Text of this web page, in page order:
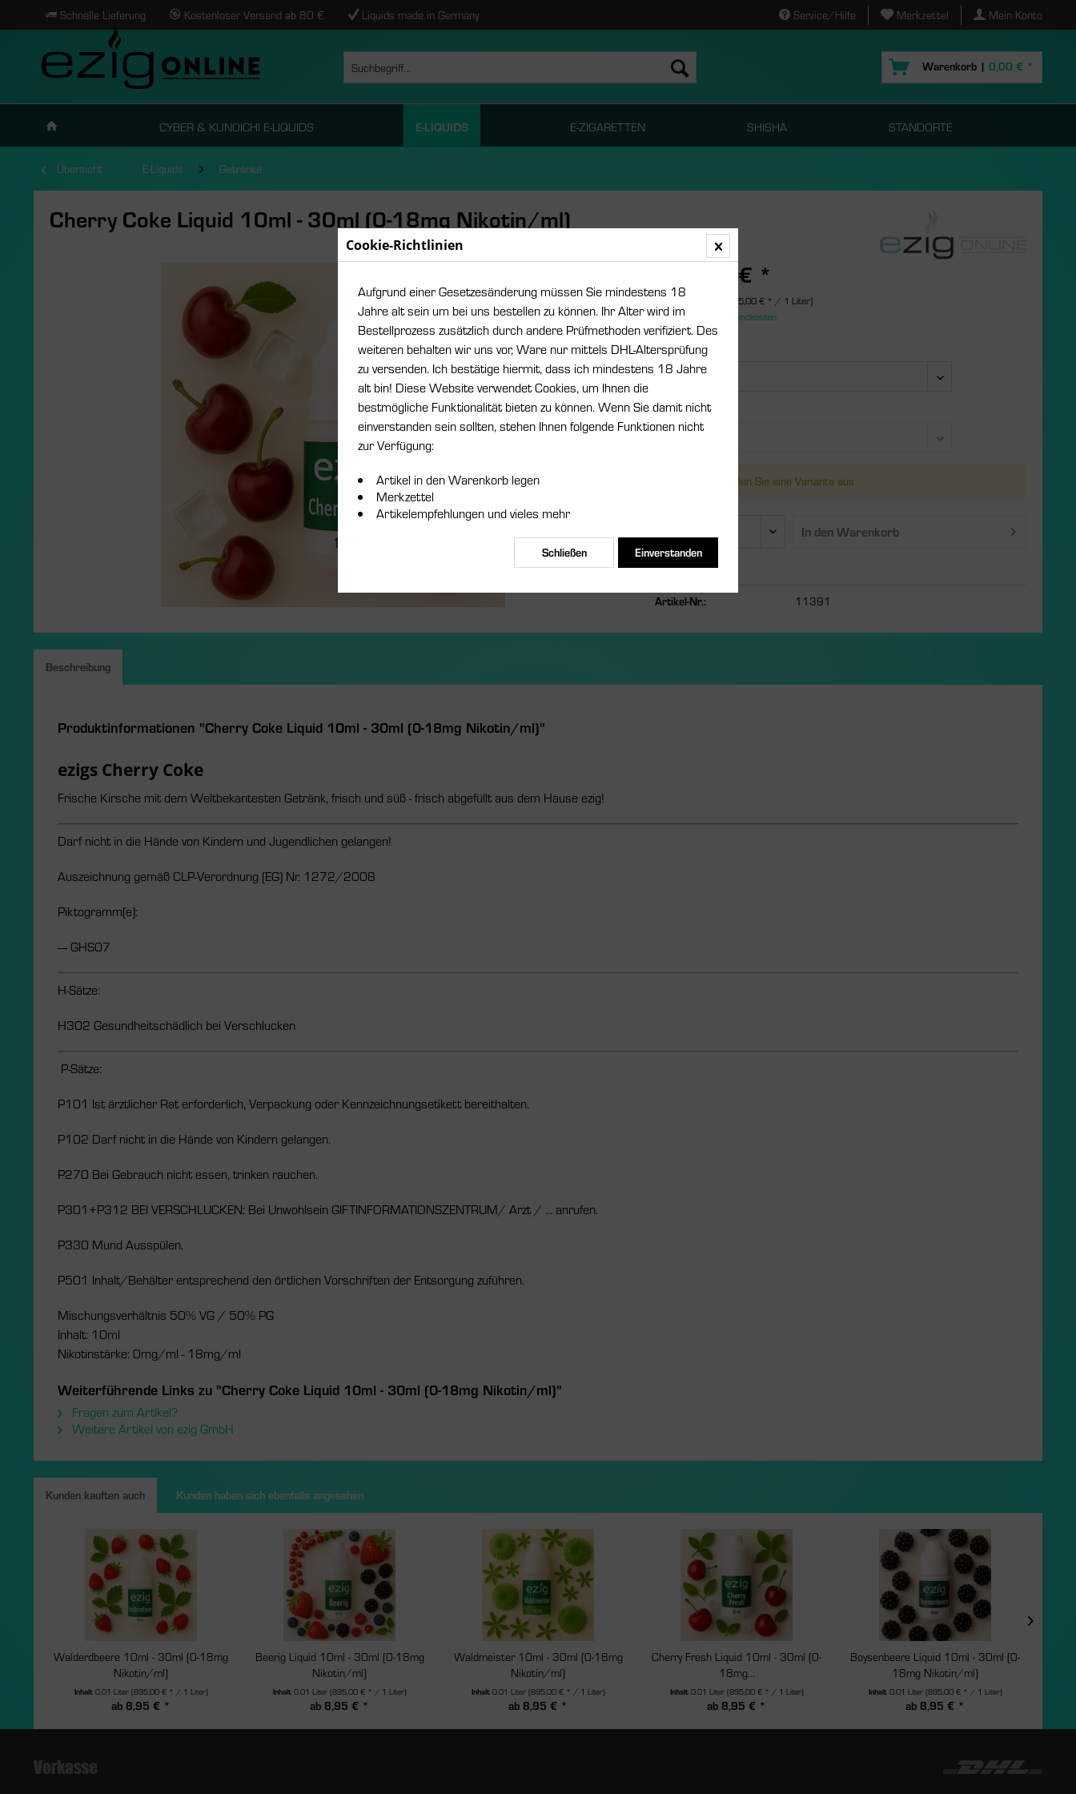
Schnelle Lieferung Kostenloser Versand ab 80 € Liquids made in Germany Service/Hilfe Merkzettel Mein Konto
Warenkorb | 0,00 € *
CYBER & KUNOICHI E-LIQUIDS E-LIQUIDS E-ZIGARETTEN SHISHA STANDORTE
Übersicht E-Liquids Getränke
Cherry Coke Liquid 10ml - 30ml (0-18mg Nikotin/ml)
ab 8,95 € *
Inhalt:0.01 Liter (895,00 € * / 1 Liter)
inkl. MwSt.
zzgl. Versandkosten
Größe:
Nikotinstärke:
Bitte wählen Sie eine Variante aus
In den Warenkorb
Merken
Artikel-Nr.: 11391
Beschreibung
Produktinformationen "Cherry Coke Liquid 10ml - 30ml (0-18mg Nikotin/ml)"
ezigs Cherry Coke
Frische Kirsche mit dem Weltbekantesten Getränk, frisch und süß - frisch abgefüllt aus dem Hause ezig!
Darf nicht in die Hände von Kindern und Jugendlichen gelangen!
Auszeichnung gemäß CLP-Verordnung (EG) Nr. 1272/2008
Piktogramm(e):
---- GHS07
H-Sätze:
H302 Gesundheitschädlich bei Verschlucken
P-Sätze:
P101 Ist ärztlicher Rat erforderlich, Verpackung oder Kennzeichnungsetikett bereithalten.
P102 Darf nicht in die Hände von Kindern gelangen.
P270 Bei Gebrauch nicht essen, trinken rauchen.
P301+P312 BEI VERSCHLUCKEN: Bei Unwohlsein GIFTINFORMATIONSZENTRUM/ Arzt / ... anrufen.
P330 Mund Ausspülen.
P501 Inhalt/Behälter entsprechend den örtlichen Vorschriften der Entsorgung zuführen.
Mischungsverhältnis 50% VG / 50% PG
Inhalt: 10ml
Nikotinstärke: 0mg/ml - 18mg/ml
Weiterführende Links zu "Cherry Coke Liquid 10ml - 30ml (0-18mg Nikotin/ml)"
Fragen zum Artikel?
Weitere Artikel von ezig GmbH
Kunden kauften auch Kunden haben sich ebenfalls angesehen
Walderdbeere 10ml - 30ml (0-18mg
Nikotin/ml)
Inhalt 0.01 Liter (895,00 € * / 1 Liter)
ab 8,95 € *
Beerig Liquid 10ml - 30ml (0-18mg
Nikotin/ml)
Inhalt 0.01 Liter (895,00 € * / 1 Liter)
ab 8,95 € *
Waldmeister 10ml - 30ml (0-18mg
Nikotin/ml)
Inhalt 0.01 Liter (895,00 € * / 1 Liter)
ab 8,95 € *
Cherry Fresh Liquid 10ml - 30ml (0-
18mg...
Inhalt 0.01 Liter (895,00 € * / 1 Liter)
ab 8,95 € *
Boysenbeere Liquid 10ml - 30ml (0-
18mg Nikotin/ml)
Inhalt 0.01 Liter (895,00 € * / 1 Liter)
ab 8,95 € *
Cookie-Richtlinien
Aufgrund einer Gesetzesänderung müssen Sie mindestens 18
Jahre alt sein um bei uns bestellen zu können. Ihr Alter wird im
Bestellprozess zusätzlich durch andere Prüfmethoden verifiziert. Des
weiteren behalten wir uns vor, Ware nur mittels DHL-Altersprüfung
zu versenden. Ich bestätige hiermit, dass ich mindestens 18 Jahre
alt bin! Diese Website verwendet Cookies, um Ihnen die
bestmögliche Funktionalität bieten zu können. Wenn Sie damit nicht
einverstanden sein sollten, stehen Ihnen folgende Funktionen nicht
zur Verfügung:
Artikel in den Warenkorb legen
Merkzettel
Artikelempfehlungen und vieles mehr
Einverstanden
Schließen